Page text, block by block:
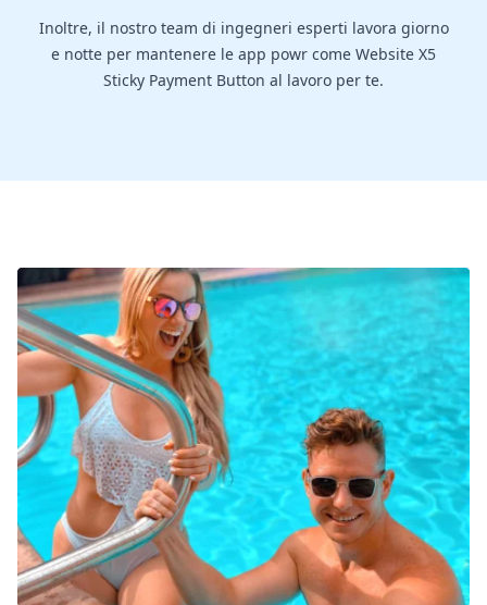
Inoltre, il nostro team di ingegneri esperti lavora giorno
e notte per mantenere le app powr come Website X5
Sticky Payment Button al lavoro per te.